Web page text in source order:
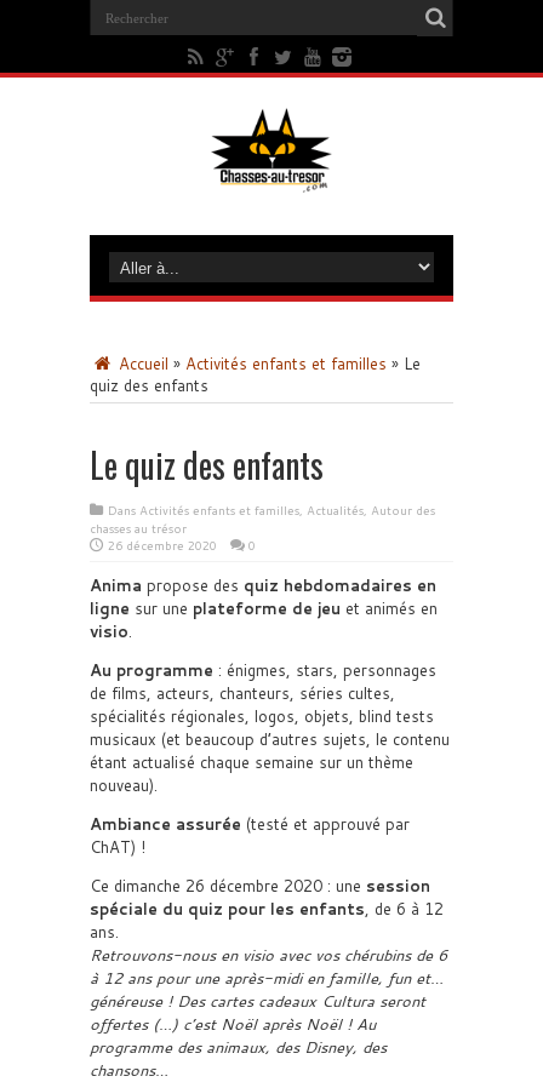
Accueil » Activités enfants et familles » Le
quiz des enfants
Le quiz des enfants
Dans Activités enfants et familles, Actualités, Autour des
chasses au trésor
26 décembre 2020
0
Anima propose des quiz hebdomadaires en
ligne sur une plateforme de jeu et animés en
visio.
Au programme : énigmes, stars, personnages
de films, acteurs, chanteurs, séries cultes,
spécialités régionales, logos, objets, blind tests
musicaux (et beaucoup d’autres sujets, le contenu
étant actualisé chaque semaine sur un thème
nouveau).
Ambiance assurée (testé et approuvé par
ChAT) !
Ce dimanche 26 décembre 2020 : une session
spéciale du quiz pour les enfants, de 6 à 12
ans.
Retrouvons-nous en visio avec vos chérubins de 6
à 12 ans pour une après-midi en famille, fun et…
généreuse ! Des cartes cadeaux Cultura seront
offertes (…) c’est Noël après Noël ! Au
programme des animaux, des Disney, des
chansons…